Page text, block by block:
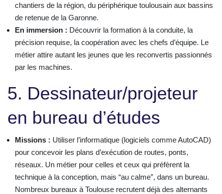
chantiers de la région, du périphérique toulousain aux bassins
de retenue de la Garonne.
En immersion : Découvrir la formation à la conduite, la
précision requise, la coopération avec les chefs d’équipe. Le
métier attire autant les jeunes que les reconvertis passionnés
par les machines.
5. Dessinateur/projeteur
en bureau d’études
Missions : Utiliser l’informatique (logiciels comme AutoCAD)
pour concevoir les plans d’exécution de routes, ponts,
réseaux. Un métier pour celles et ceux qui préfèrent la
technique à la conception, mais “au calme”, dans un bureau.
Nombreux bureaux à Toulouse recrutent déjà des alternants